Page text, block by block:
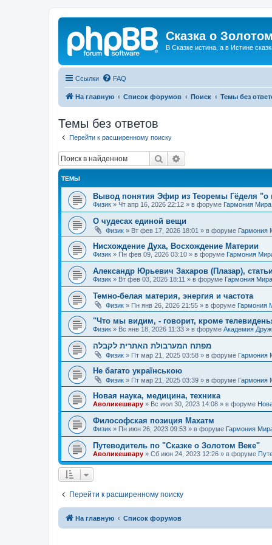
Сказка о
В Сказке истина, а в Истине
Ссылки FAQ
На главную Список форумов Поиск Темы без
Темы без ответов
Перейти к расширенному поиску
Поиск
ТЕМЫ
Вывод понятия Эфир из Теоремы Гёделя "о
Физик » Чт апр 16, 2026 22:12 » в форуме Гармония Мира
О чудесах единой вещи
Физик » Вт фев 17, 2026 18:01 » в форуме Гармония
Нисхождение Духа, Восхождение Материи
Физик » Пн фев 09, 2026 03:10 » в форуме Гармония
Александр Юрьевич Захаров (Плазар), статьи
Физик » Вт фев 03, 2026 18:11 » в форуме Гармония Мира
Темно-белая материя, энергия и частота
Физик » Пн янв 26, 2026 21:55 » в форуме Гармония
"Что мы видим, - говорит, кроме
Физик » Вс янв 18, 2026 11:33 » в форуме Академия
מפתח המערבולת האתרית לקבלה
Физик » Пт мар 21, 2025 03:58 » в форуме Гармония
Не багато українською
Физик » Пт мар 21, 2025 03:39 » в форуме Гармония
Новая наука, медицина, техника
Аволикешвару » Вс июл 30, 2023 14:08 » в форуме
Философская позиция Махатм
Физик » Пн июн 26, 2023 09:53 » в форуме Гармония
Путеводитель по "Сказке о Золотом Веке"
Аволикешвару » Сб июн 24, 2023 12:26 » в форуме
Перейти к расширенному поиску
На главную Список форумов